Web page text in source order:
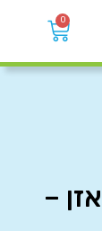
0
–